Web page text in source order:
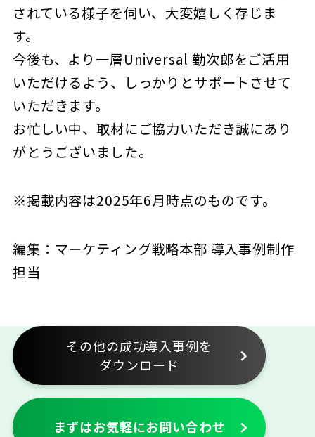
されている様子を伺い、大変嬉しく存じま
す。
今後も、より一層Universal 勤次郎をご活用
いただけるよう、しっかりとサポートさせて
いただきます。
お忙しい中、取材にご協力いただき誠にあり
がとうございました。
※掲載内容は2025年6月時点のものです。
編集：マーケティング戦略本部 導入事例制作
担当
その他の成功導⼊事例を
ダウンロード
まずはお気軽にお問い合わせ